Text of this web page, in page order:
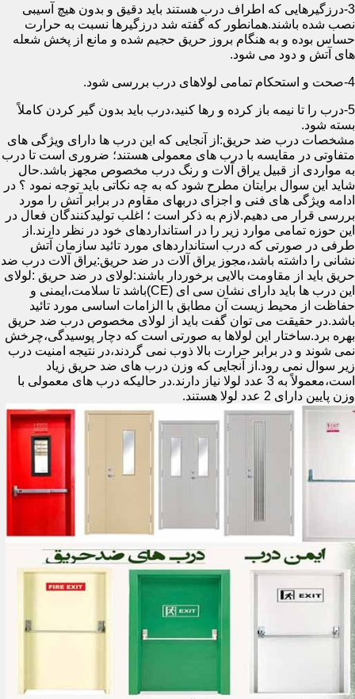
3-درزگیرهایی که اطراف درب هستند باید دقیق و بدون هیچ آسیبی
نصب شده باشند.همانطور که گفته شد درزگیرها نسبت به حرارت
حساس بوده و به هنگام بروز حریق حجیم شده و مانع از پخش شعله
های آتش و دود می شود.
4-صحت و استحکام تمامی لولاهای درب بررسی شود.
5-درب را تا نیمه باز کرده و رها کنید،درب باید بدون گیر کردن کاملاً
بسته شود.
مشخصات درب ضد حریق:از آنجایی که این درب ها دارای ویژگی های
متفاوتی در مقایسه با درب های معمولی هستند؛ ضروری است تا درب
به مواردی از قبیل یراق آلات و رنگ درب مخصوص مجهز باشد.حال
شاید این سوال برایتان مطرح شود که به چه نکاتی باید توجه نمود ؟ در
ادامه ویژگی های فنی و اجزای دربهای مقاوم در برابر آتش را مورد
بررسی قرار می دهیم.لازم به ذکر است ؛ اغلب تولیدکنندگان فعال در
این حوزه تمامی موارد زیر را در استانداردهای خود در نظر دارند.از
طرفی در صورتی که درب استانداردهای مورد تائید سازمان آتش
نشانی را داشته باشد،مجوز یراق آلات در ضد حریق:یراق آلات درب ضد
حریق باید از مقاومت بالایی برخوردار باشند:لولای در ضد حریق :لولای
این درب ها باید دارای نشان سی ای (CE)باشد تا سلامت،ایمنی و
حفاظت از محیط زیست آن مطابق با الزامات اساسی مورد تائید
باشد.در حقیقت می توان گفت باید از لولای مخصوص درب ضد حریق
بهره برد.ساختار این لولاها به صورتی است که دچار پوسیدگی،چرخش
نمی شوند و در برابر حرارت بالا ذوب نمی گردند،در نتیجه امنیت درب
زیر سوال نمی رود.از آنجایی که وزن درب های ضد حریق زیاد
است،معمولاً به 3 عدد لولا نیاز دارند.در حالیکه درب های معمولی با
وزن پایین دارای 2 عدد لولا هستند.